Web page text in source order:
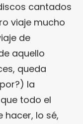
cantados
viaje mucho
de
aquello
queda
la
todo el
hacer, lo sé,